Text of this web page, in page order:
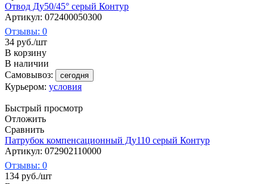
Отвод Ду50/45° серый Контур
Артикул: 072400050300
Отзывы: 0
34 руб./шт
В корзину
В наличии
Самовывоз:
сегодня
Курьером: условия
Быстрый просмотр
Отложить
Сравнить
Патрубок компенсационный Ду110 серый Контур
Артикул: 072902110000
Отзывы: 0
134 руб./шт